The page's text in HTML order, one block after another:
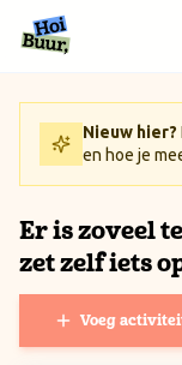
Ga naar inhoud /
Nieuw hier?
en hoe je
Er is zoveel
zet zelf iets
Voeg